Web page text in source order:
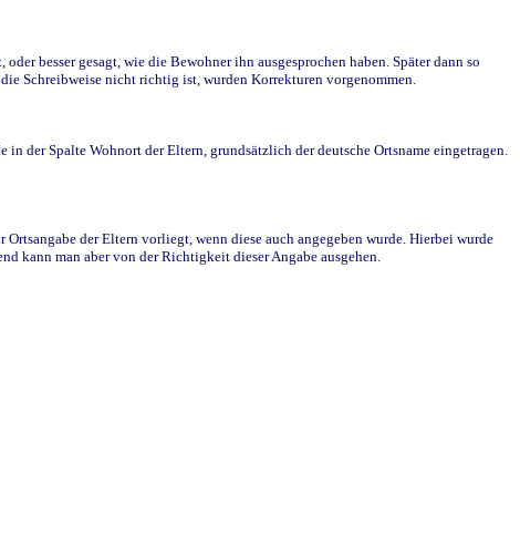
besser gesagt, wie die Bewohner ihn ausgesprochen haben. Später dann so
Schreibweise nicht richtig ist, wurden Korrekturen vorgenommen.
der Spalte Wohnort der Eltern, grundsätzlich der deutsche Ortsname eingetragen.
der Eltern vorliegt, wenn diese auch angegeben wurde. Hierbei wurde
kann man aber von der Richtigkeit dieser Angabe ausgehen.